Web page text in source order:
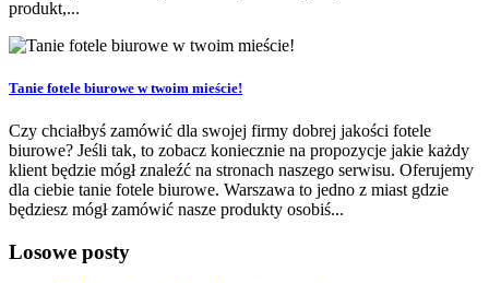
produkt,...
Tanie fotele biurowe w twoim mieście!
Czy chciałbyś zamówić dla swojej firmy dobrej jakości fotele
biurowe? Jeśli tak, to zobacz koniecznie na propozycje jakie każdy
klient będzie mógł znaleźć na stronach naszego serwisu. Oferujemy
dla ciebie tanie fotele biurowe. Warszawa to jedno z miast gdzie
będziesz mógł zamówić nasze produkty osobiś...
Losowe posty